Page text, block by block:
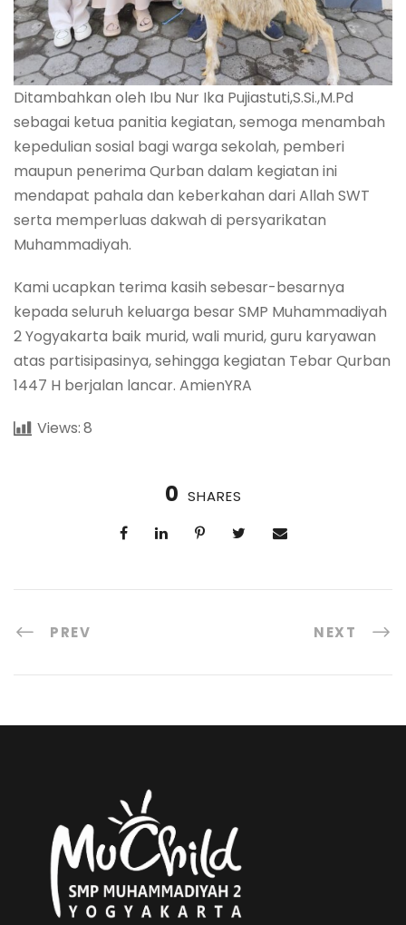
Ditambahkan oleh Ibu Nur Ika Pujiastuti,S.Si.,M.Pd
sebagai ketua panitia kegiatan, semoga menambah
kepedulian sosial bagi warga sekolah, pemberi
maupun penerima Qurban dalam kegiatan ini
mendapat pahala dan keberkahan dari Allah SWT
serta memperluas dakwah di persyarikatan
Muhammadiyah.
Kami ucapkan terima kasih sebesar-besarnya
kepada seluruh keluarga besar SMP Muhammadiyah
2 Yogyakarta baik murid, wali murid, guru karyawan
atas partisipasinya, sehingga kegiatan Tebar Qurban
1447 H berjalan lancar. AmienYRA
Views:8
0 SHARES
PREV NEXT